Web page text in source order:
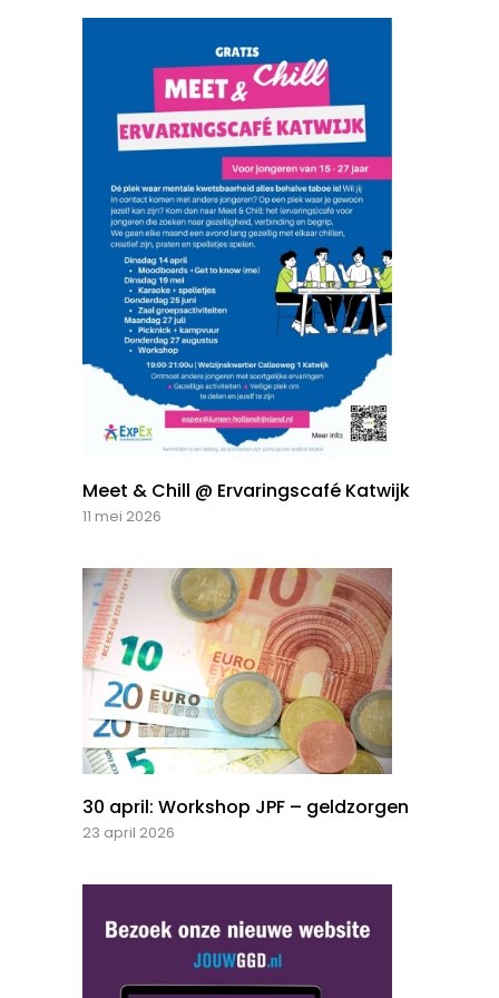
Meet & Chill @ Ervaringscafé Katwijk
11 mei 2026
30 april: Workshop JPF – geldzorgen
23 april 2026